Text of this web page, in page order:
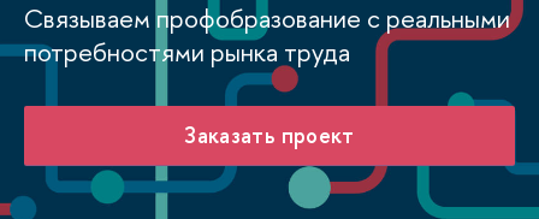
Связываем профобразование с реальными
потребностями рынка труда
Заказать проект